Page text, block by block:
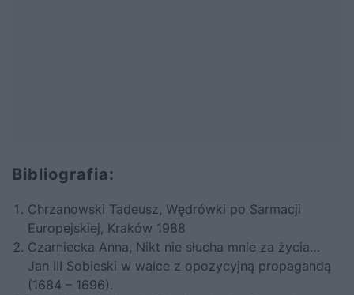
Bibliografia:
Chrzanowski Tadeusz, Wędrówki po Sarmacji
Europejskiej, Kraków 1988
Czarniecka Anna, Nikt nie słucha mnie za życia…
Jan III Sobieski w walce z opozycyjną propagandą
(1684 – 1696).